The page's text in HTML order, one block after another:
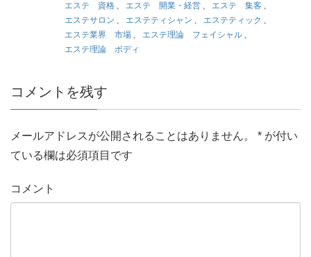
エステ 資格 、 エステ 開業・経営 、 エステ 集客 、
エステサロン 、 エステティシャン 、 エステティック 、
エステ業界 市場 、 エステ理論 フェイシャル 、
エステ理論 ボディ
コメントを残す
メールアドレスが公開されることはありません。 * が付い
ている欄は必須項目です
コメント